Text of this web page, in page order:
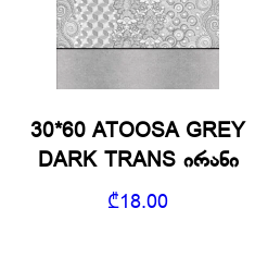
30*60 ATOOSA GREY
DARK TRANS ირანი
₾18.00